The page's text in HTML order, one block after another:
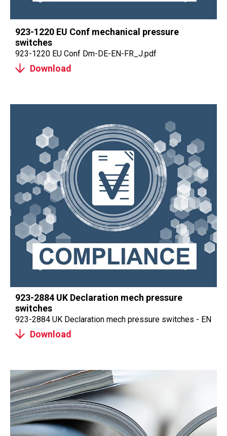
923-1220 EU Conf mechanical pressure
switches
923-1220 EU Conf Dm-DE-EN-FR_J.pdf
Download
923-2884 UK Declaration mech pressure
switches
923-2884 UK Declaration mech pressure switches - EN
Download